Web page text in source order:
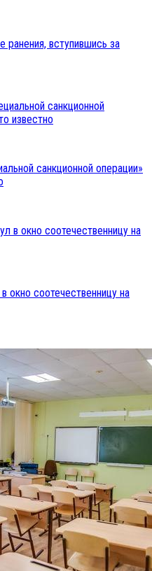
вступившись за
санкционной операции»
окно соотечественницу на